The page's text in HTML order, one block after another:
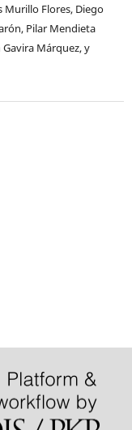
Murillo Flores, Diego
Pilar Mendieta
Gavira Márquez, y